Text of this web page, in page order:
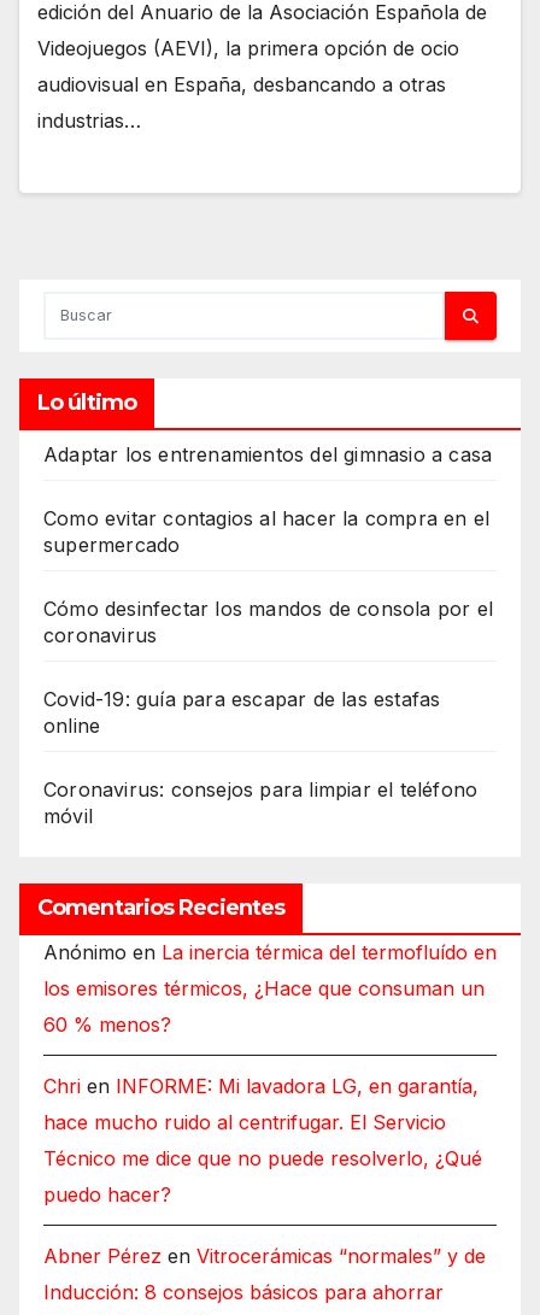
edición del Anuario de la Asociación Española de
Videojuegos (AEVI), la primera opción de ocio
audiovisual en España, desbancando a otras
industrias…
Lo último
Adaptar los entrenamientos del gimnasio a casa
Como evitar contagios al hacer la compra en el
supermercado
Cómo desinfectar los mandos de consola por el
coronavirus
Covid-19: guía para escapar de las estafas
online
Coronavirus: consejos para limpiar el teléfono
móvil
Comentarios Recientes
Anónimo en La inercia térmica del termofluído en
los emisores térmicos, ¿Hace que consuman un
60 % menos?
Chri en INFORME: Mi lavadora LG, en garantía,
hace mucho ruido al centrifugar. El Servicio
Técnico me dice que no puede resolverlo, ¿Qué
puedo hacer?
Abner Pérez en Vitrocerámicas “normales” y de
Inducción: 8 consejos básicos para ahorrar